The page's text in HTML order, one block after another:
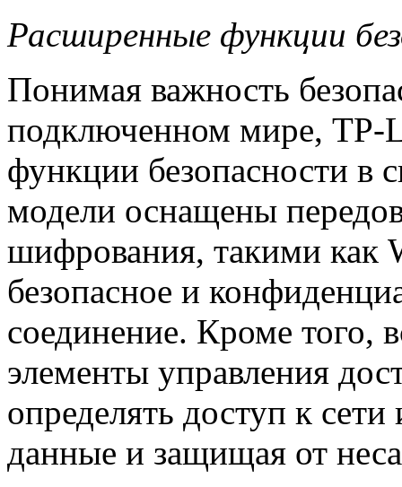
Расширенные функции
Понимая важность
подключенном мире, TP-
функции безопасности в
модели оснащены
шифрования, такими как
безопасное и
соединение. Кроме того,
элементы управления
определять доступ к
данные и защищая от